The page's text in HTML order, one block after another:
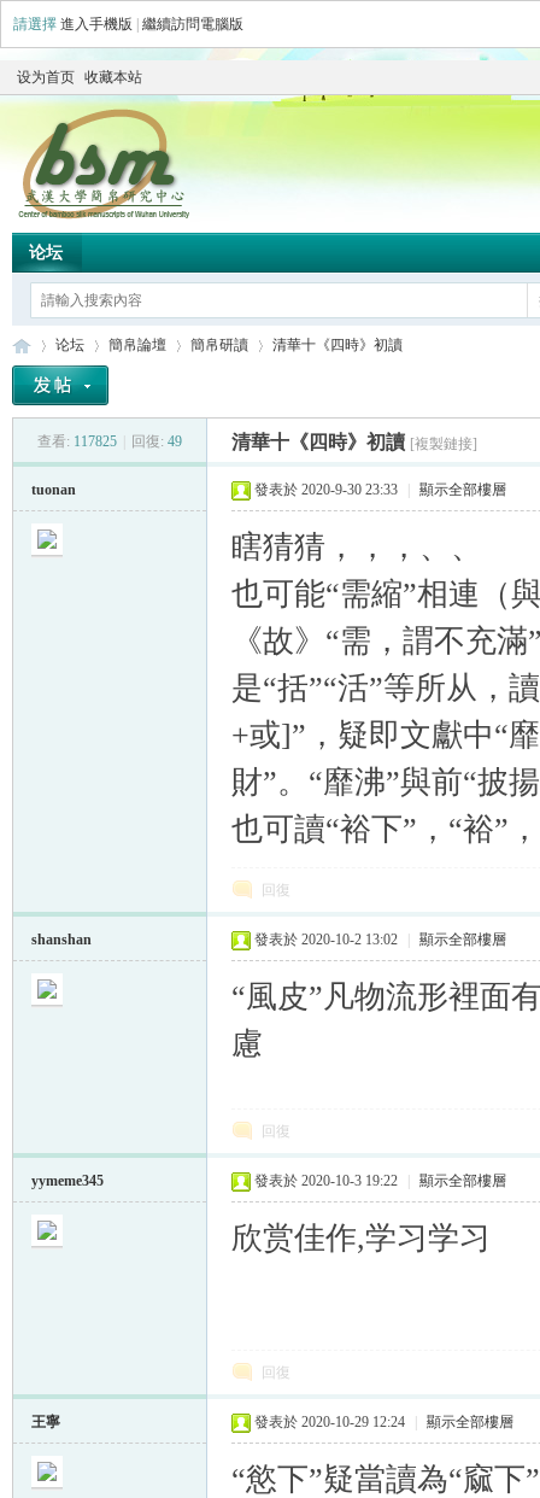
請選擇 進入手機版 繼續訪問電腦版
设为首页 收藏本站
论坛
»
论坛
›
簡帛論壇
›
簡帛研讀
›
清華十《四時》初讀
查看: 117825 回復: 49 清華十《四時》初讀 [複製鏈接]
tuonan 發表於 2020-9-30 23:33 顯示全部樓層
瞎猜猜，，，、、
也可能“需縮”相連（
《故》“需，謂不充
是“括”“活”等所从，
+或]”，疑即文獻中“
財”。“靡沸”與前“披
也可讀“裕下”，“裕”
回復
shanshan 發表於 2020-10-2 13:02 顯示全部樓層
“風皮”凡物流形裡面
慮
回復
yymeme345 發表於 2020-10-3 19:22 顯示全部樓層
欣赏佳作,学习学习
回復
王寧 發表於 2020-10-29 12:24 顯示全部樓層
“慾下”疑當讀為“窳下